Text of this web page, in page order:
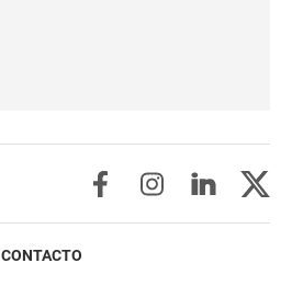
CONTACTO